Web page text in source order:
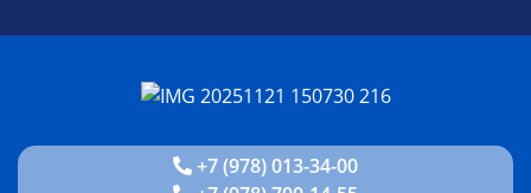
+7 (978) 013-34-00